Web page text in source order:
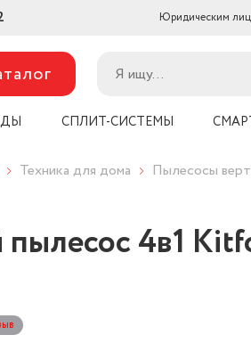
Юридическим
СПЛИТ-СИСТЕМЫ
Техника для дома Пылесосы
4в1